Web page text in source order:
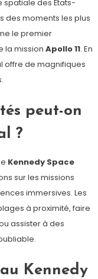
spatiale des États-
des moments les plus
le premier
la mission Apollo 11. En
offre de magnifiques
peut-on
?
Kennedy Space
sur les missions
immersives. Les
à proximité, faire
assister à des
Kennedy